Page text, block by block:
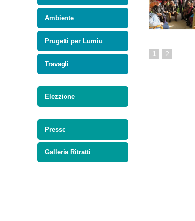
Ambiente
Prugetti per Lumiu
Travagli
Elezzione
Presse
Galleria Ritratti
1 2